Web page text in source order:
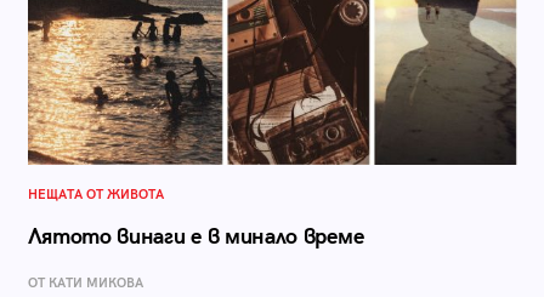
НЕЩАТА ОТ ЖИВОТА
Лятото винаги е в минало време
ОТ КАТИ МИКОВА